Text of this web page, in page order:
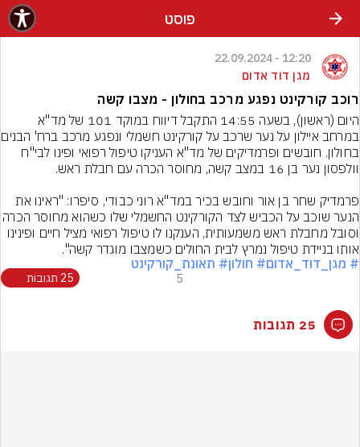
פוסט
12:20 - 22.09.2024
מגן דוד אדום
רוכב קורקינט נפגע מרכב בחולון - מצבו קשה
פרמדיק שחר בן אור וחובש בכיר במד"א רוני כבודי, סיפרו: "ראינו את
אותו בניידת טיפול נמרץ לבית החולים כשמצבו מוגדר קשה".
# מגן_דוד_אדום# חולון# תאונת_קורקינט
5 25 תגובות
25 תגובות